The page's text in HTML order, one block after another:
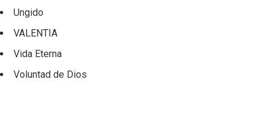
Ungido
VALENTIA
Vida Eterna
Voluntad de Dios